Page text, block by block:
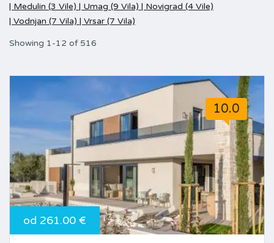
| Medulin (3 Vile) | Umag (9 Vila) | Novigrad (4 Vile)
| Vodnjan (7 Vila) | Vrsar (7 Vila)
Showing 1-12 of 516
10.0
od 261.00 €